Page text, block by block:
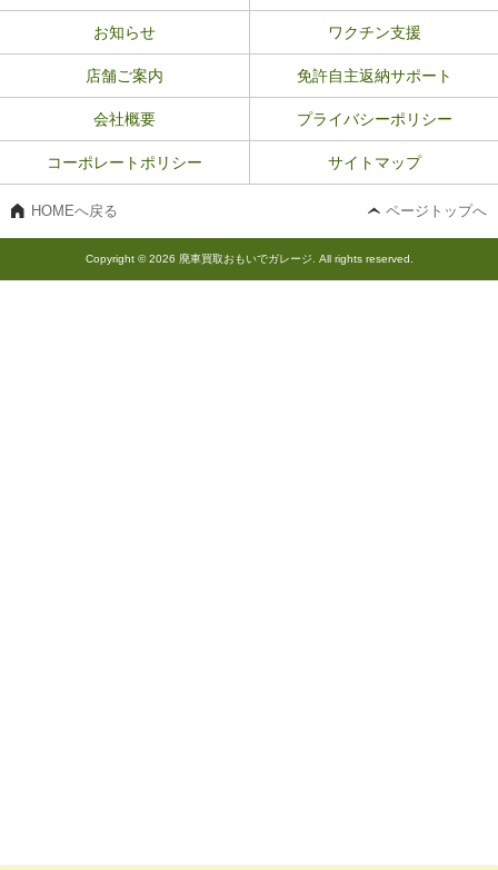
お知らせ ワクチン支援
店舗ご案内 免許自主返納サポート
会社概要 プライバシーポリシー
コーポレートポリシー サイトマップ
HOMEへ戻る ページトップへ
Copyright © 2026 廃車買取おもいでガレージ. All rights reserved.